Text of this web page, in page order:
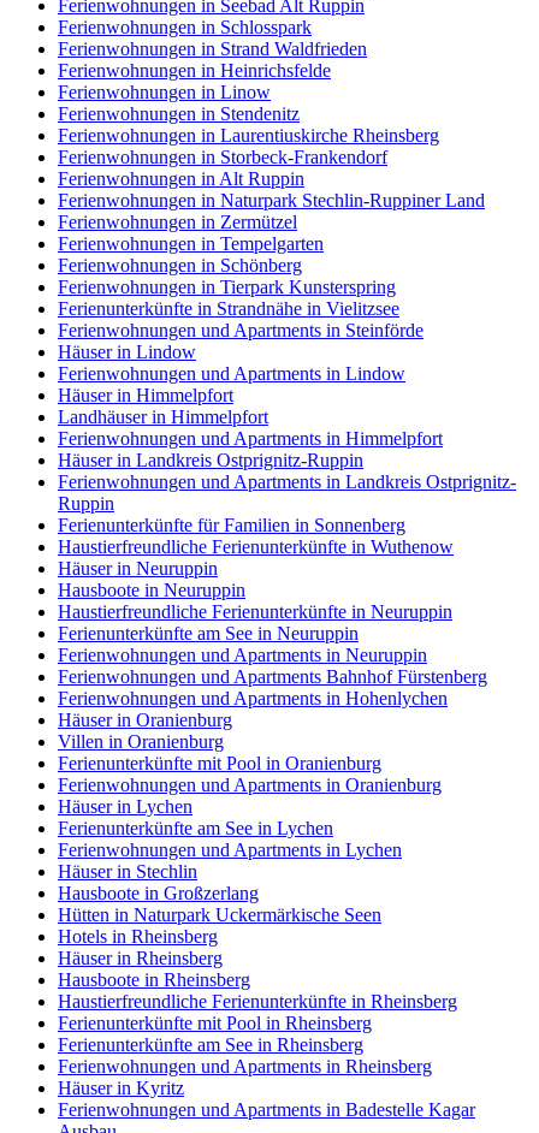
Ferienwohnungen in Seebad Alt Ruppin
Ferienwohnungen in Schlosspark
Ferienwohnungen in Strand Waldfrieden
Ferienwohnungen in Heinrichsfelde
Ferienwohnungen in Linow
Ferienwohnungen in Stendenitz
Ferienwohnungen in Laurentiuskirche Rheinsberg
Ferienwohnungen in Storbeck-Frankendorf
Ferienwohnungen in Alt Ruppin
Ferienwohnungen in Naturpark Stechlin-Ruppiner Land
Ferienwohnungen in Zermützel
Ferienwohnungen in Tempelgarten
Ferienwohnungen in Schönberg
Ferienwohnungen in Tierpark Kunsterspring
Ferienunterkünfte in Strandnähe in Vielitzsee
Ferienwohnungen und Apartments in Steinförde
Häuser in Lindow
Ferienwohnungen und Apartments in Lindow
Häuser in Himmelpfort
Landhäuser in Himmelpfort
Ferienwohnungen und Apartments in Himmelpfort
Häuser in Landkreis Ostprignitz-Ruppin
Ferienwohnungen und Apartments in Landkreis Ostprignitz-
Ruppin
Ferienunterkünfte für Familien in Sonnenberg
Haustierfreundliche Ferienunterkünfte in Wuthenow
Häuser in Neuruppin
Hausboote in Neuruppin
Haustierfreundliche Ferienunterkünfte in Neuruppin
Ferienunterkünfte am See in Neuruppin
Ferienwohnungen und Apartments in Neuruppin
Ferienwohnungen und Apartments Bahnhof Fürstenberg
Ferienwohnungen und Apartments in Hohenlychen
Häuser in Oranienburg
Villen in Oranienburg
Ferienunterkünfte mit Pool in Oranienburg
Ferienwohnungen und Apartments in Oranienburg
Häuser in Lychen
Ferienunterkünfte am See in Lychen
Ferienwohnungen und Apartments in Lychen
Häuser in Stechlin
Hausboote in Großzerlang
Hütten in Naturpark Uckermärkische Seen
Hotels in Rheinsberg
Häuser in Rheinsberg
Hausboote in Rheinsberg
Haustierfreundliche Ferienunterkünfte in Rheinsberg
Ferienunterkünfte mit Pool in Rheinsberg
Ferienunterkünfte am See in Rheinsberg
Ferienwohnungen und Apartments in Rheinsberg
Häuser in Kyritz
Ferienwohnungen und Apartments in Badestelle Kagar